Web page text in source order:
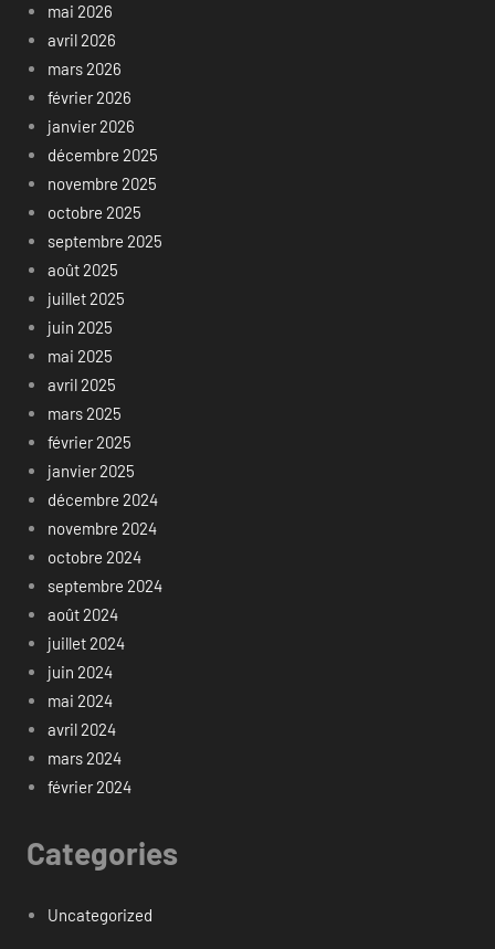
mai 2026
avril 2026
mars 2026
février 2026
janvier 2026
décembre 2025
novembre 2025
octobre 2025
septembre 2025
août 2025
juillet 2025
juin 2025
mai 2025
avril 2025
mars 2025
février 2025
janvier 2025
décembre 2024
novembre 2024
octobre 2024
septembre 2024
août 2024
juillet 2024
juin 2024
mai 2024
avril 2024
mars 2024
février 2024
Categories
Uncategorized